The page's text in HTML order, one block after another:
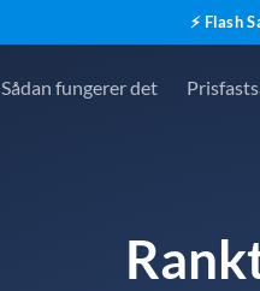
⚡ Flash
Sådan fungerer det